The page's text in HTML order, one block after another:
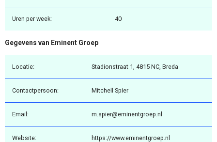
Uren per week: 40
Gegevens van Eminent Groep
Locatie: Stadionstraat 1, 4815 NC, Breda
Contactpersoon: Mitchell Spier
Email: m.spier@eminentgroep.nl
Website: https://www.eminentgroep.nl